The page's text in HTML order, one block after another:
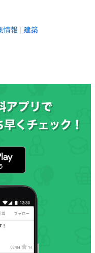
情報 建築